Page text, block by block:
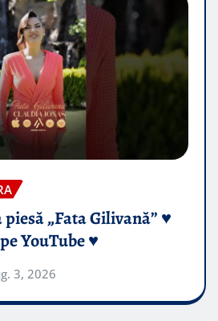
„Fata Gilivană” ♥️
YouTube ♥️
3, 2026